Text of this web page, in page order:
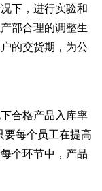
下，进行实验和
部合理的调整生
的交货期，为公
合格产品入库率
要每个员工在提高
个环节中，产品